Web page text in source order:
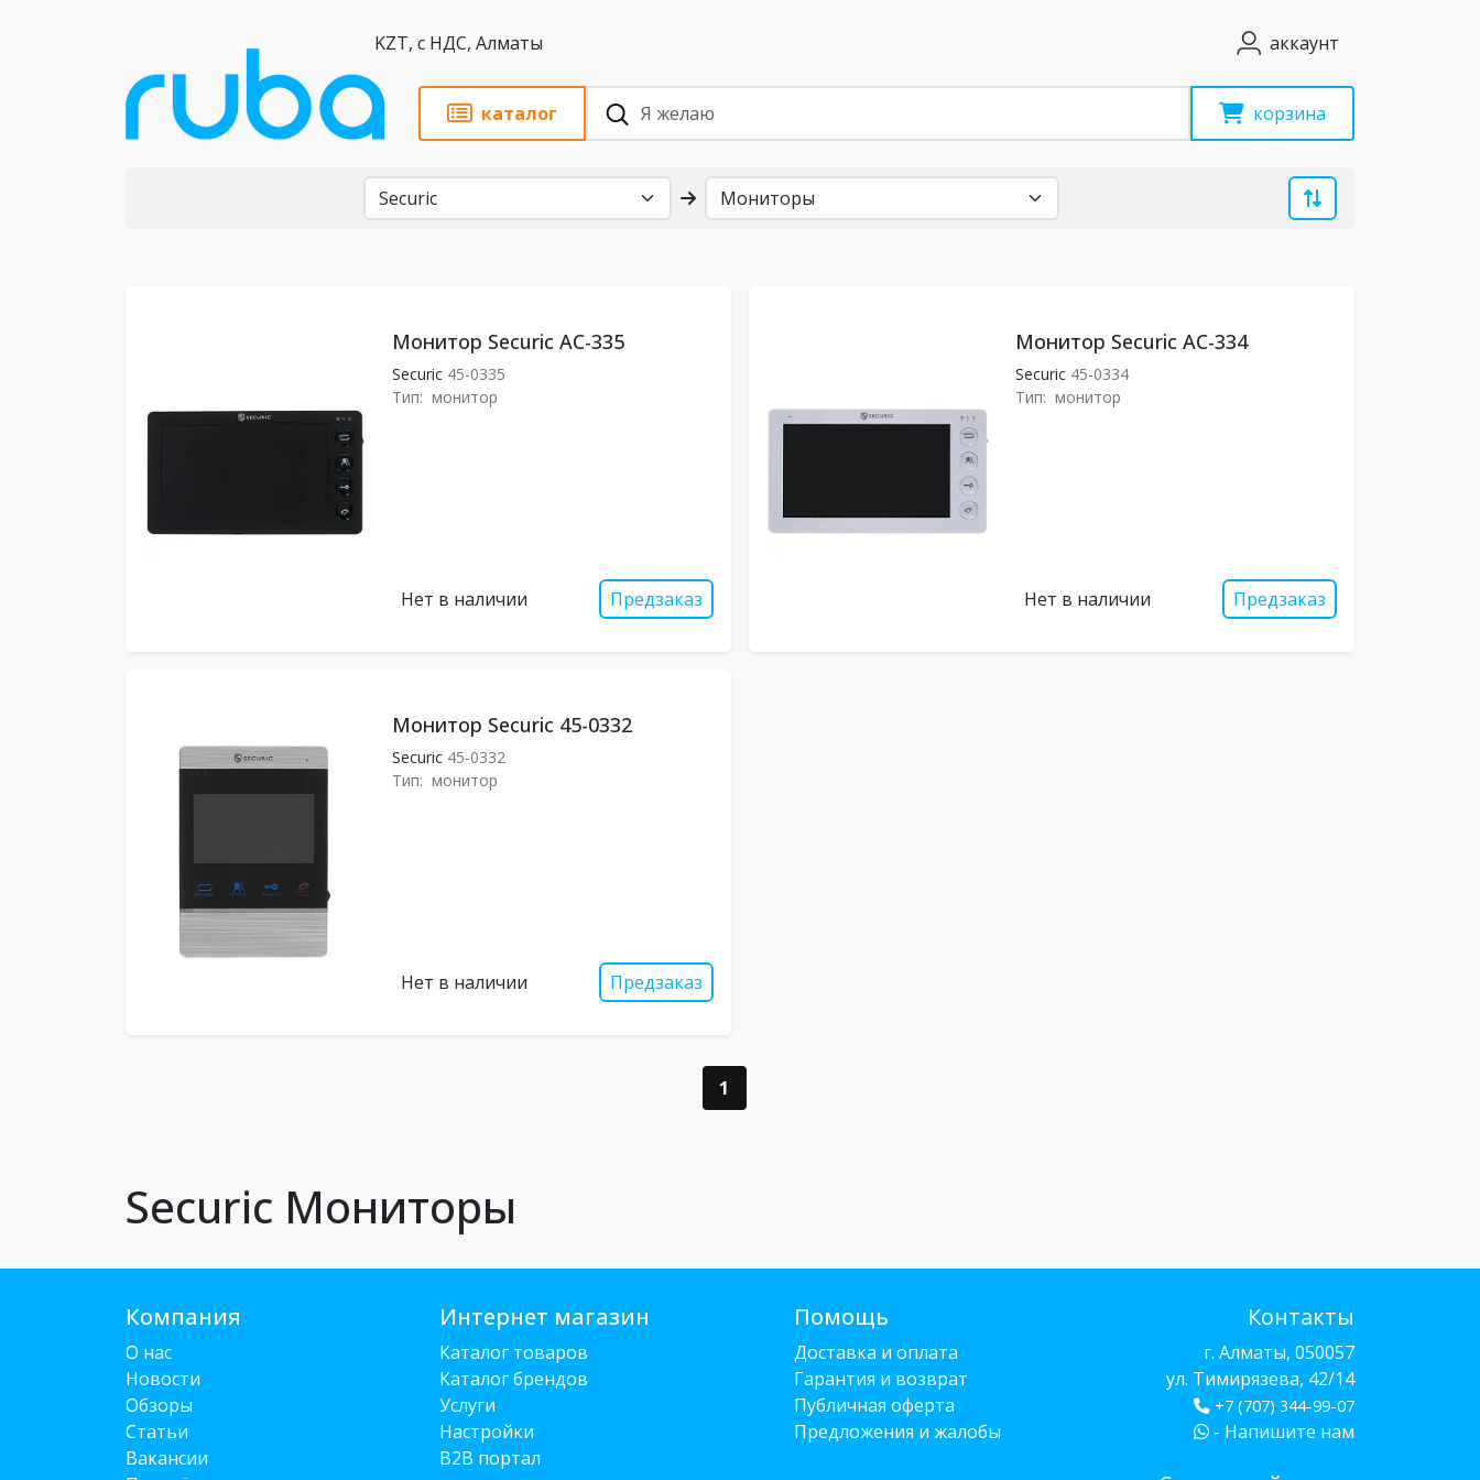
KZT, с НДС, Алматы аккаунт
каталог корзина
Монитор Securic AC-335
Securic45-0335
Тип: монитор
Нет в наличии Предзаказ
Монитор Securic AC-334
Securic45-0334
Тип: монитор
Нет в наличии Предзаказ
Монитор Securic 45-0332
Securic45-0332
Тип: монитор
Нет в наличии Предзаказ
1
Securic Мониторы
Компания
О нас
Новости
Обзоры
Статьи
Вакансии
Интернет магазин
Каталог товаров
Каталог брендов
Услуги
Настройки
B2B портал
Помощь
Доставка и оплата
Гарантия и возврат
Публичная оферта
Предложения и жалобы
Контакты
г. Алматы, 050057
ул. Тимирязева, 42/14
+7 (707) 344-99-07
- Напишите нам